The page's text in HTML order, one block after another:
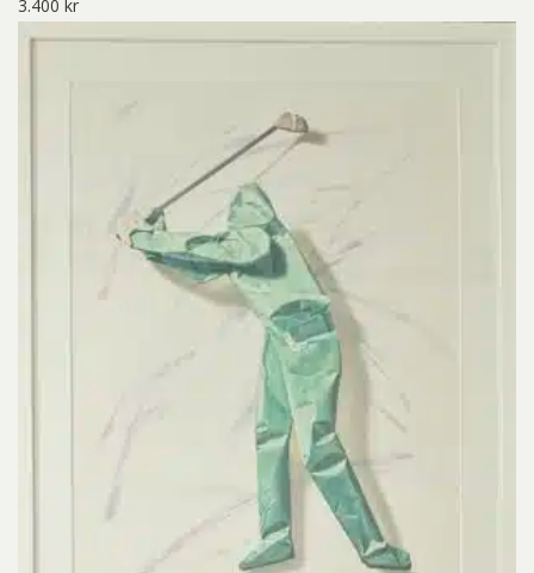
3.400 kr